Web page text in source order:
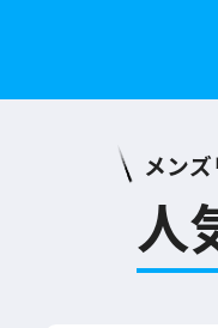
メン
人